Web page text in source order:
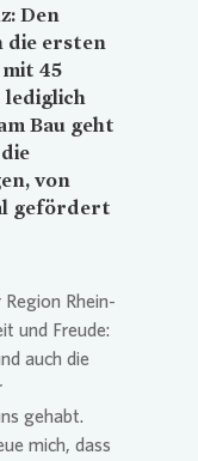
Den
die ersten
45
lediglich
Bau geht
von
gefördert
Rhein-
und Freude:
auch die
gehabt.
mich, dass